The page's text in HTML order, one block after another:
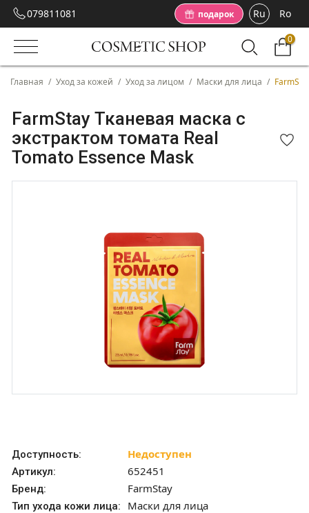
079811081 подарок Ru Ro
0
Главная / Уход за кожей / Уход за лицом / Маски для лица /
FarmStay Тканевая маска с
экстрактом томата Real
Tomato Essence Mask
Доступность: Недоступен
Артикул: 652451
Бренд: FarmStay
Тип ухода кожи лица: Маски для лица